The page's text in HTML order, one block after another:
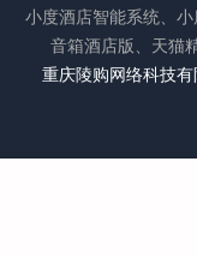
小度酒店智能系统、
音箱酒店版、天猫
重庆陵购网络科技